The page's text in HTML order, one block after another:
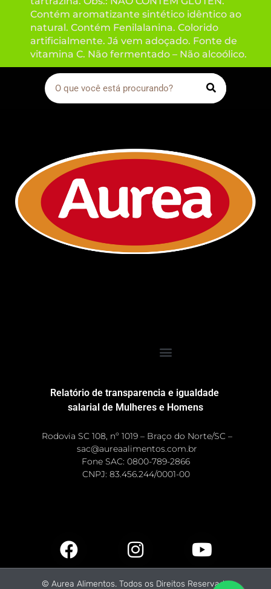
Contém aromatizante sintético idêntico ao
natural. Contém Fenilalanina. Colorido
artificialmente. Já vem adoçado. Fonte de
vitamina C. Não fermentado – Não alcoólico.
Rodovia SC 108, nº 1019 – Braço do Norte/SC –
sac@aureaalimentos.com.br
Fone SAC: 0800-789-2866
CNPJ: 83.456.244/0001-00 ​
Relatório de transparencia e igualdade
salarial de Mulheres e Homens
© Aurea Alimentos. Todos os Direitos Reservado